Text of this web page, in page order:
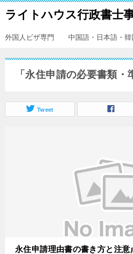
ライトハウス行政書士
外国人ビザ専門 中国語・日本語・韓
「永住申請の必要書類
Tweet
永住申請理由書の書き方と注